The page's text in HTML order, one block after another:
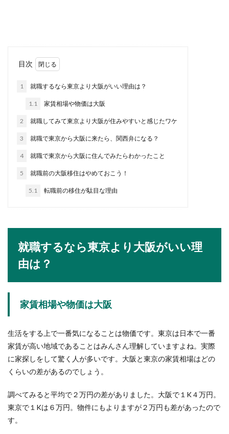
スキー上級者の滑り方、上級者はどん
ゲレンデに行くと山の頂上から颯爽と滑っていく
人に目がいきませんか。結構多くの人は注目して
いるはず...
公務員が年休を取得する場合、理由は
必要ないけど伝え方に注意
公務員は労働基準法の適用外となっていますが、
年休を取得する権利はあります。一般的な会社員
に、仕事を辞めたい！と悩んでいる人もいること
育成ドラフトとは？育成選手が受ける
制約や問題点、選手の本音
育成ドラフトとはどんな制度なのか、あなたは知
っていますか？通常のドラフトで指名されるのと
は違...
目次
1 就職するなら東京より大阪がいい理由は？
1.1 家賃相場や物価は大阪
2 就職してみて東京より大阪が住みやすいと感じたワケ
3 就職で東京から大阪に来たら、関西弁になる？
4 就職で東京から大阪に住んでみたらわかったこと
5 就職前の大阪移住はやめておこう！
5.1 転職前の移住が駄目な理由
就職するなら東京より大阪がいい理
由は？
家賃相場や物価は大阪
生活をする上で一番気になることは物価です。東京は日本で一番
家賃が高い地域であることはみんさん理解していますよね。実際
に家探しをして驚く人が多いです。大阪と東京の家賃相場はどの
くらいの差があるのでしょう。
調べてみると平均で２万円の差がありました。大阪で１K４万円。
東京で１Kは６万円。物件にもよりますが２万円も差があったので
す。